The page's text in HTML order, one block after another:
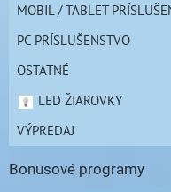
MOBIL / TABLET
PC PRÍSLUŠENSTVO
OSTATNÉ
LED ŽIAROVKY
VÝPREDAJ
Bonusové programy